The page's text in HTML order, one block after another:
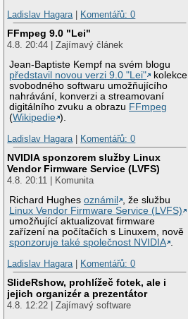
Ladislav Hagara| Komentářů: 0
FFmpeg 9.0 "Lei"
4.8. 20:44 | Zajímavý článek
Jean-Baptiste Kempf na svém blogu
představil novou verzi 9.0 "Lei"
kolekce
svobodného softwaru umožňujícího
nahrávání, konverzi a streamovaní
digitálního zvuku a obrazu FFmpeg
(Wikipedie ).
Ladislav Hagara| Komentářů: 0
NVIDIA sponzorem služby Linux
Vendor Firmware Service (LVFS)
4.8. 20:11 | Komunita
Richard Hughesoznámil
, že službu
Linux Vendor Firmware Service (LVFS)
umožňující aktualizovat firmware
zařízení na počítačích s Linuxem, nově
sponzoruje také společnost NVIDIA .
Ladislav Hagara| Komentářů: 0
SlideRshow, prohlížeč fotek, ale i
jejich organizér a prezentátor
4.8. 12:22 | Zajímavý software